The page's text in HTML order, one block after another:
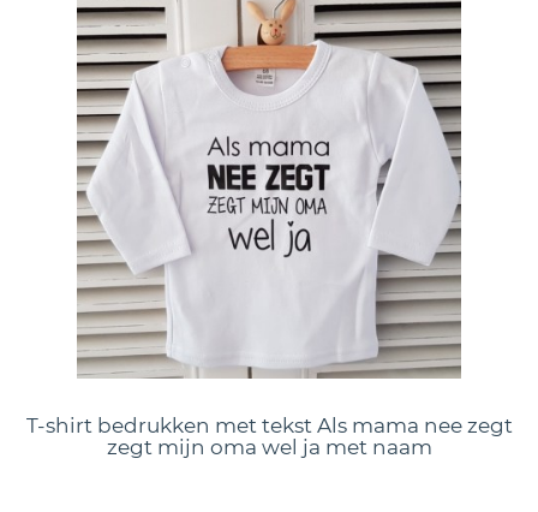
T-shirt bedrukken met tekst Als mama nee zegt
zegt mijn oma wel ja met naam